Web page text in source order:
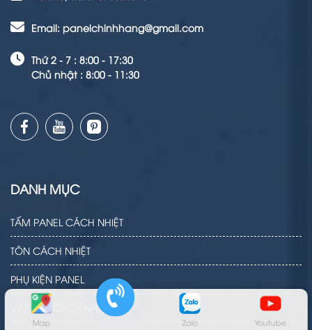
Map Zalo Youtube
Email: panelchinhhang@gmail.com
Thứ 2 - 7 : 8:00 - 17:30
Chủ nhật : 8:00 - 11:30
DANH MỤC
TẤM PANEL CÁCH NHIỆT
TÔN CÁCH NHIỆT
PHỤ KIỆN PANEL
VẬT LIỆU CÁCH NHIỆT